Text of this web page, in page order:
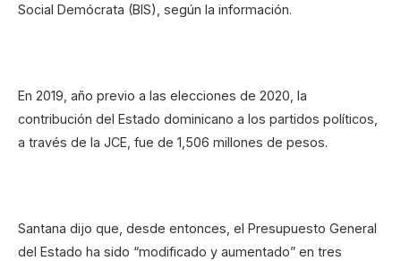
Social Demócrata (BIS), según la información.
En 2019, año previo a las elecciones de 2020, la
contribución del Estado dominicano a los partidos políticos,
a través de la JCE, fue de 1,506 millones de pesos.
Santana dijo que, desde entonces, el Presupuesto General
del Estado ha sido “modificado y aumentado” en tres